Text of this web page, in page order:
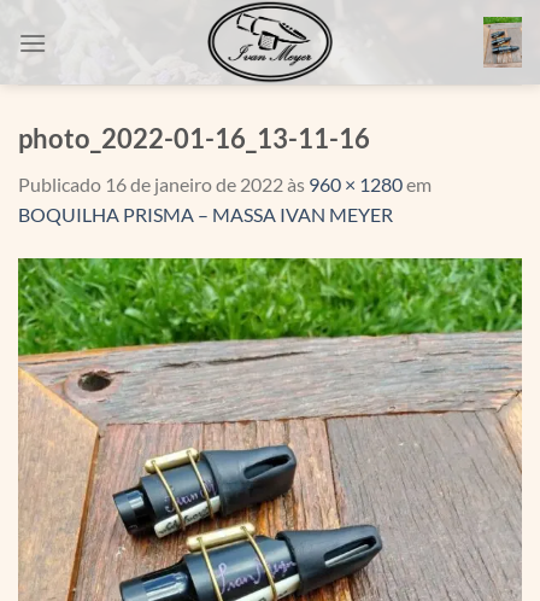
photo_2022-01-16_13-11-16
Publicado 16 de janeiro de 2022às 960 × 1280em
BOQUILHA PRISMA – MASSA IVAN MEYER